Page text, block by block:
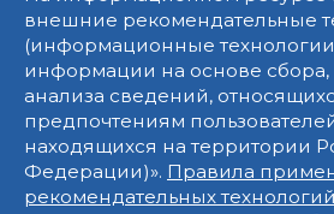
внешние рекомендательные
(информационные
информации на основе сбора,
анализа сведений,
предпочтениям
находящихся на территории
Федерации)». Правила
рекомендательных технологий